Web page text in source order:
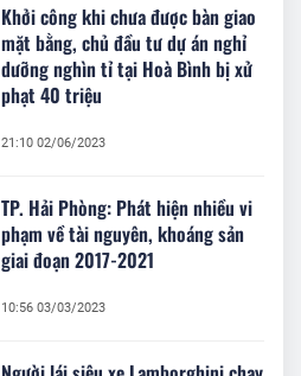
Khởi công khi chưa được bàn giao
mặt bằng, chủ đầu tư dự án nghỉ
dưỡng nghìn tỉ tại Hoà Bình bị xử
phạt 40 triệu
21:10 02/06/2023
TP. Hải Phòng: Phát hiện nhiều vi
phạm về tài nguyên, khoáng sản
giai đoạn 2017-2021
10:56 03/03/2023